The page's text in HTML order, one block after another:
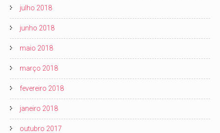
julho 2018
junho 2018
maio 2018
março 2018
fevereiro 2018
janeiro 2018
outubro 2017